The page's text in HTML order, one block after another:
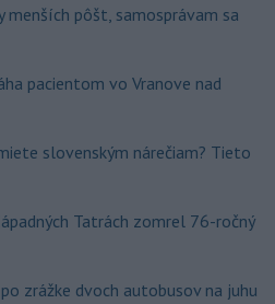
menších pôšt, samosprávam sa
pacientom vo Vranove nad
slovenským nárečiam? Tieto
Tatrách zomrel 76-ročný
zrážke dvoch autobusov na juhu